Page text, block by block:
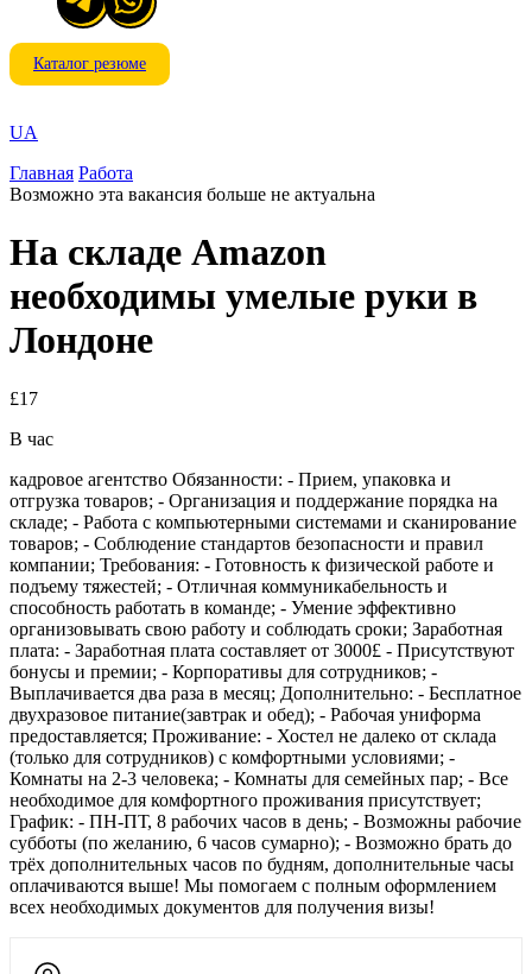
Каталог резюме
UA
Главная Работа
Возможно эта вакансия больше не актуальна
На складе Amazon
необходимы умелые руки в
Лондоне
£17
В час
кадровое агентство Обязанности: - Прием, упаковка и
отгрузка товаров; - Организация и поддержание порядка на
складе; - Работа с компьютерными системами и сканирование
товаров; - Соблюдение стандартов безопасности и правил
компании; Требования: - Готовность к физической работе и
подъему тяжестей; - Отличная коммуникабельность и
способность работать в команде; - Умение эффективно
организовывать свою работу и соблюдать сроки; Заработная
плата: - Заработная плата составляет от 3000£ - Присутствуют
бонусы и премии; - Корпоративы для сотрудников; -
Выплачивается два раза в месяц; Дополнительно: - Бесплатное
двухразовое питание(завтрак и обед); - Рабочая униформа
предоставляется; Проживание: - Хостел не далеко от склада
(только для сотрудников) с комфортными условиями; -
Комнаты на 2-3 человека; - Комнаты для семейных пар; - Все
необходимое для комфортного проживания присутствует;
График: - ПН-ПТ, 8 рабочих часов в день; - Возможны рабочие
субботы (по желанию, 6 часов сумарно); - Возможно брать до
трёх дополнительных часов по будням, дополнительные часы
оплачиваются выше! Мы помогаем с полным оформлением
всех необходимых документов для получения визы!